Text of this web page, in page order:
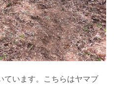
ています。こちらはヤマブ